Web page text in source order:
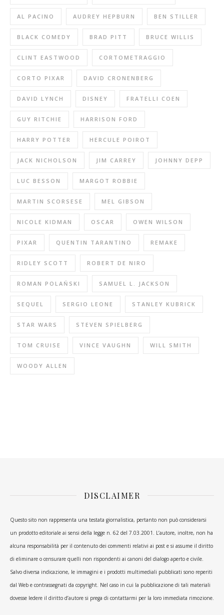
AL PACINO AUDREY HEPBURN BEN STILLER
BLACK COMEDY BRAD PITT BRUCE WILLIS
CLINT EASTWOOD CORTOMETRAGGIO
CORTO PIXAR DAVID CRONENBERG
DAVID LYNCH DISNEY FRATELLI COEN
GUY RITCHIE HARRISON FORD
HARRY POTTER HERCULE POIROT
JACK NICHOLSON JIM CARREY JOHNNY DEPP
LUC BESSON MARGOT ROBBIE
MARTIN SCORSESE MEL GIBSON
NICOLE KIDMAN OSCAR OWEN WILSON
PIXAR QUENTIN TARANTINO REMAKE
RIDLEY SCOTT ROBERT DE NIRO
ROMAN POLAŃSKI SAMUEL L. JACKSON
SEQUEL SERGIO LEONE STANLEY KUBRICK
STAR WARS STEVEN SPIELBERG
TOM CRUISE VINCE VAUGHN WILL SMITH
WOODY ALLEN
DISCLAIMER
Questo sito non rappresenta una testata giornalistica, pertanto non può considerarsi
un prodotto editoriale ai sensi della legge n. 62 del 7.03.2001. L’autore, inoltre, non ha
alcuna responsabilità per il contenuto dei commenti relativi ai post e si assume il diritto
di eliminare o censurare quelli non rispondenti ai canoni del dialogo aperto e civile.
Salvo diversa indicazione, le immagini e i prodotti multimediali pubblicati sono reperiti
dal Web e contrassegnati da copyright. Nel caso in cui la pubblicazione di tali materiali
dovesse ledere il diritto d’autore si prega di contattarmi per la loro immediata rimozione.